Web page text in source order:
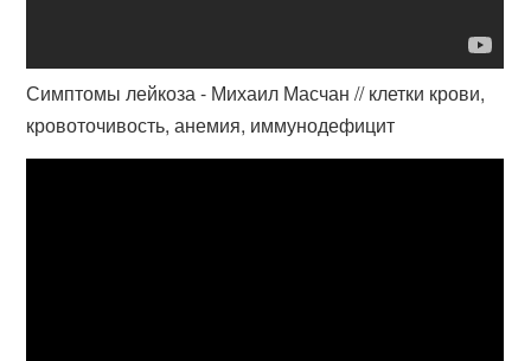
Симптомы лейкоза - Михаил Масчан // клетки крови,
кровоточивость, анемия, иммунодефицит